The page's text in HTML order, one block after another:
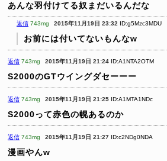
あんな羽付けてる奴まだいるんだな
返信 743mg 2015年11月19日 23:32 ID:g5Mzc3MDU
お前には付いてないもんなw
返信 743mg 2015年11月19日 21:24 ID:A1NTA2OTM
S2000のGTウイングダセーーー
返信 743mg 2015年11月19日 21:25 ID:A1MTA1NDc
S2000って赤色の幌あるのか
返信 743mg 2015年11月19日 21:27 ID:c2NDg0NDA
漫画やんw